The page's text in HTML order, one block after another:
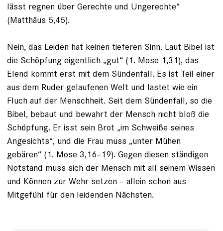
lässt regnen über Gerechte und Ungerechte“
(Matthäus 5,45).
Nein, das Leiden hat keinen tieferen Sinn. Laut Bibel ist
die Schöpfung eigentlich „gut“ (1. Mose 1,31), das
Elend kommt erst mit dem Sündenfall. Es ist Teil einer
aus dem Ruder gelaufenen Welt und ­las­tet wie ein
Fluch auf der Menschheit. Seit dem Sündenfall, so die
Bibel, bebaut und bewahrt der Mensch nicht bloß die
Schöpfung. Er isst sein Brot „im Schweiße ­seines
Angesichts“, und die Frau muss ­„unter Mühen
gebären“ (1. Mose 3,16–19). Gegen diesen ständigen
Notstand muss sich der Mensch mit all seinem Wissen
und ­Können zur Wehr setzen – allein schon aus
Mitgefühl für den leidenden Nächsten.